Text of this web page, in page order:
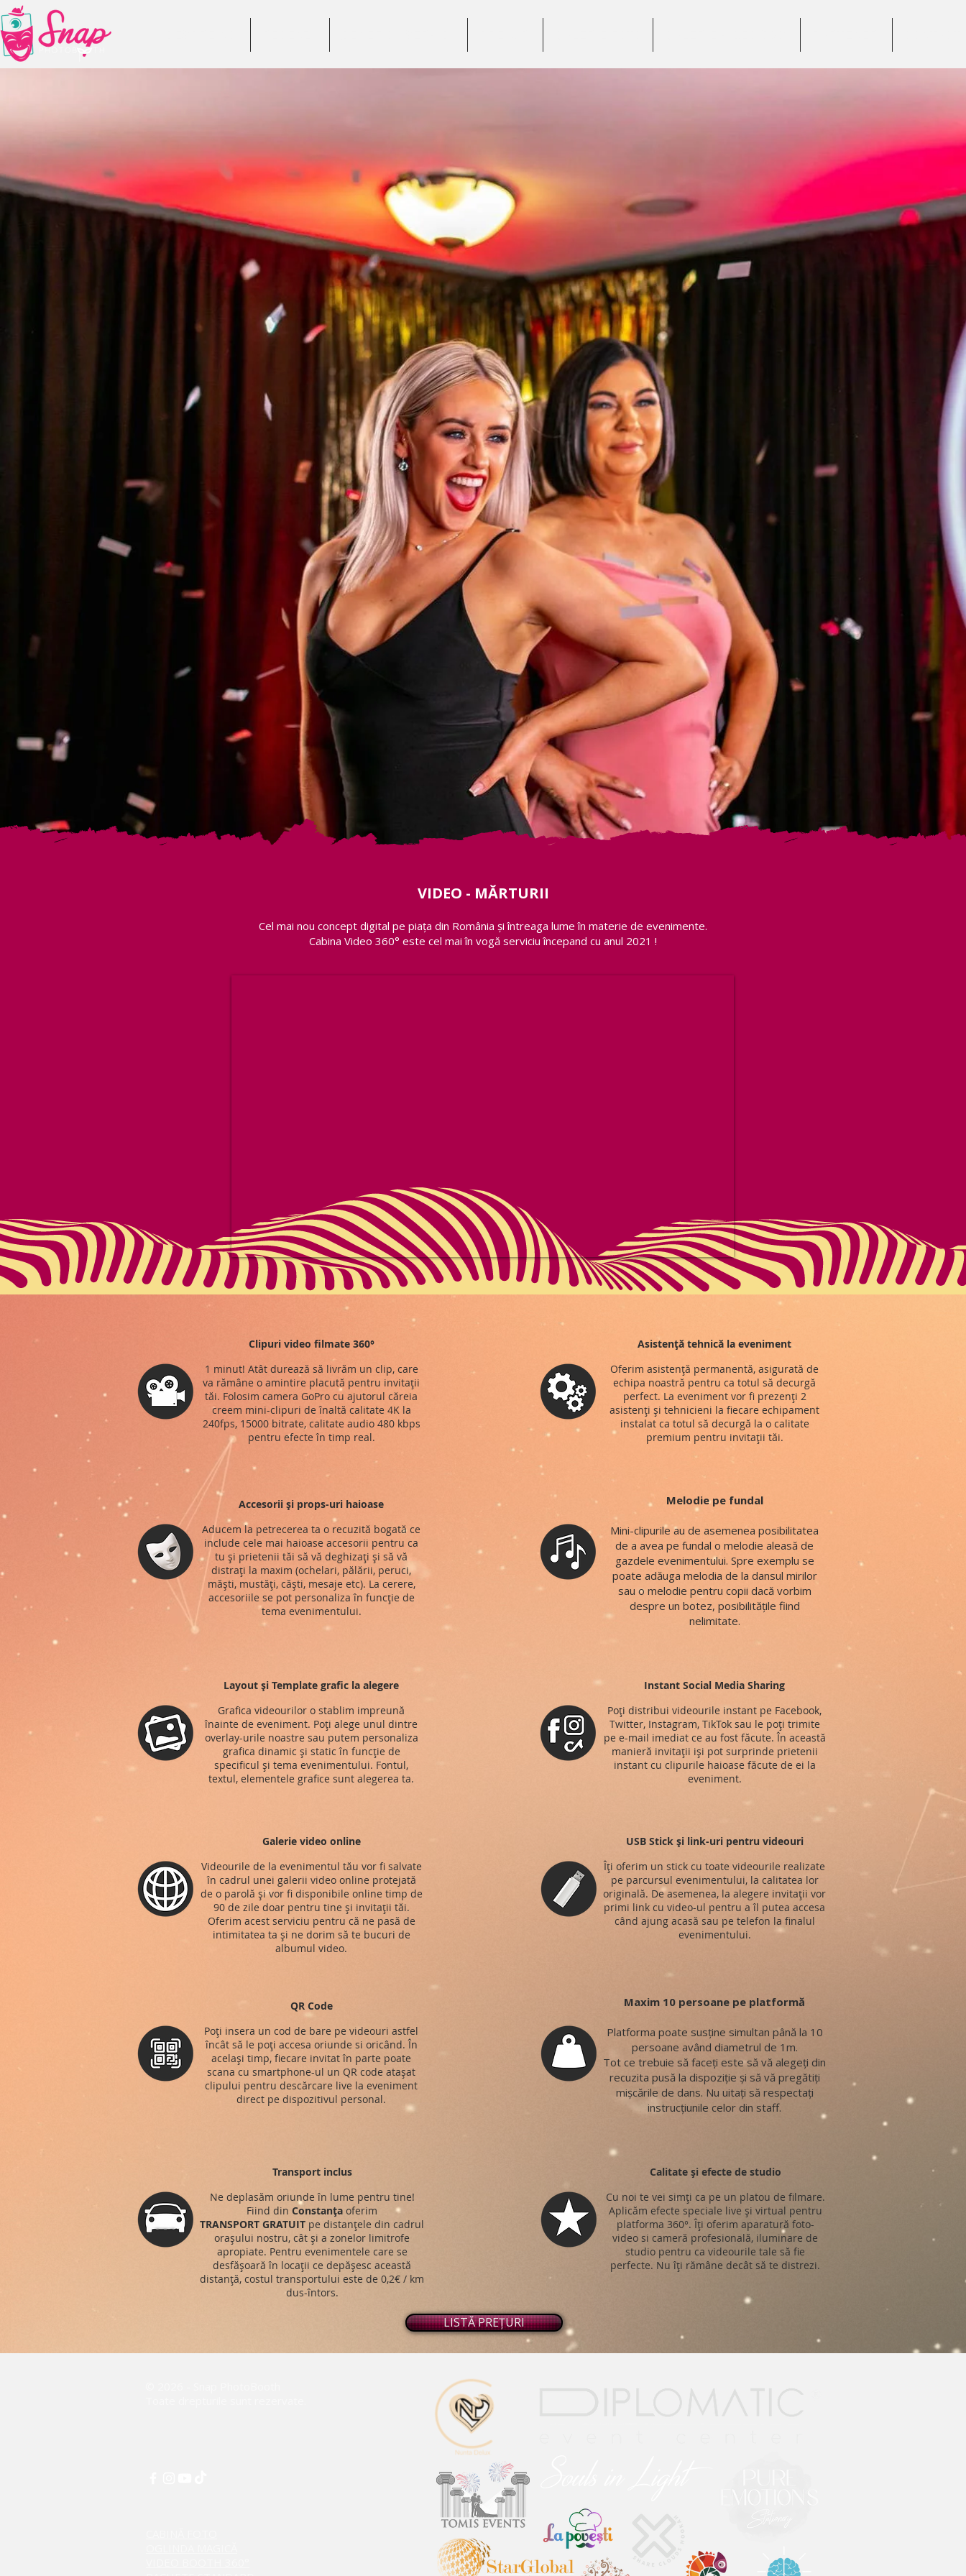
VIDEO - MĂRTURII
Cel mai nou concept digital pe piața din România și întreaga lume în materie de evenimente.
Cabina Video 360° este cel mai în vogă serviciu începand cu anul 2021 !
Clipuri video filmate 360°
1 minut! Atât durează să livrăm un clip, care
va rămâne o amintire placută pentru invitații
tăi. Folosim camera GoPro cu ajutorul căreia
creem mini-clipuri de înaltă calitate 4K la
240fps, 15000 bitrate, calitate audio 480 kbps
pentru efecte în timp real.
Accesorii și props-uri haioase
Aducem la petrecerea ta o recuzită bogată ce
include cele mai haioase accesorii pentru ca
tu și prietenii tăi să vă deghizați și să vă
distrați la maxim (ochelari, pălării, peruci,
măști, mustăți, căști, mesaje etc). La cerere,
accesoriile se pot personaliza în funcție de
tema evenimentului.
Asistență tehnică la eveniment
Oferim asistență permanentă, asigurată de
echipa noastră pentru ca totul să decurgă
perfect. La eveniment vor fi prezenți 2
asistenți și tehnicieni la fiecare echipament
instalat ca totul să decurgă la o calitate
premium pentru invitații tăi.
Melodie pe fundal
Mini-clipurile au de asemenea posibilitatea
de a avea pe fundal o melodie aleasă de
gazdele evenimentului. Spre exemplu se
poate adăuga melodia de la dansul mirilor
sau o melodie pentru copii dacă vorbim
despre un botez, posibilitățile fiind
nelimitate.
Layout și Template grafic la alegere
Grafica videourilor o stablim impreună
înainte de eveniment. Poți alege unul dintre
overlay-urile noastre sau putem personaliza
grafica dinamic și static în funcție de
specificul și tema evenimentului. Fontul,
textul, elementele grafice sunt alegerea ta.
Galerie video online
Videourile de la evenimentul tău vor fi salvate
în cadrul unei galerii video online protejată
de o parolă și vor fi disponibile online timp de
90 de zile doar pentru tine și invitații tăi.
Oferim acest serviciu pentru că ne pasă de
intimitatea ta și ne dorim să te bucuri de
albumul video.
QR Code
Poți insera un cod de bare pe videouri astfel
încât să le poți accesa oriunde si oricând. În
același timp, fiecare invitat în parte poate
scana cu smartphone-ul un QR code atașat
clipului pentru descărcare live la eveniment
direct pe dispozitivul personal.
Transport inclus
Ne deplasăm oriunde în lume pentru tine!
Fiind din Constanța oferim
TRANSPORT GRATUIT pe distanțele din cadrul
orașului nostru, cât și a zonelor limitrofe
apropiate. Pentru evenimentele care se
desfășoară în locații ce depășesc această
distanță, costul transportului este de 0,2€ / km
dus-întors.
Instant Social Media Sharing
Poți distribui videourile instant pe Facebook,
Twitter, Instagram, TikTok sau le poți trimite
pe e-mail imediat ce au fost făcute. În această
manieră invitații iși pot surprinde prietenii
instant cu clipurile haioase făcute de ei la
eveniment.
USB Stick și link-uri pentru videouri
Îți oferim un stick cu toate videourile realizate
pe parcursul evenimentului, la calitatea lor
originală. De asemenea, la alegere invitații vor
primi link cu video-ul pentru a îl putea accesa
când ajung acasă sau pe telefon la finalul
evenimentului.
Maxim 10 persoane pe platformă
Platforma poate susține simultan până la 10
persoane având diametrul de 1m.
Tot ce trebuie să faceți este să vă alegeți din
recuzita pusă la dispoziție și să vă pregătiți
mișcările de dans. Nu uitați să respectați
instrucțiunile celor din staff.
Calitate și efecte de studio
Cu noi te vei simți ca pe un platou de filmare.
Aplicăm efecte speciale live și virtual pentru
platforma 360°. Îți oferim aparatură foto-
video si cameră profesională, iluminare de
studio pentru ca videourile tale să fie
perfecte. Nu îți rămâne decât să te distrezi.
LISTĂ PREȚURI